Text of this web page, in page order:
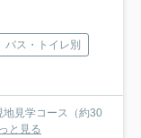
バス・トイレ別
見学コース（約30
と見る